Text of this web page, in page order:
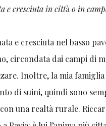
e cresciuta in città o in
e cresciuta nel basso
circondata dai campi di
Inoltre, la mia famiglia
di suini, quindi sono
una realtà rurale.